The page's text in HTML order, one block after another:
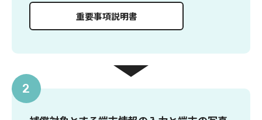
重要事項説明書
2